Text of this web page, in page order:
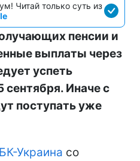
Читай только суть из
пенсии и
выплаты через
успеть
сентября. Иначе с
поступать уже
Украина со